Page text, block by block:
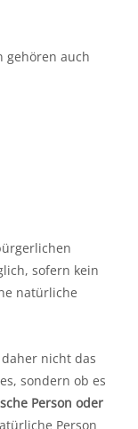
gehören auch
sofern kein
natürliche
nicht das
sondern ob es
Person oder
Person